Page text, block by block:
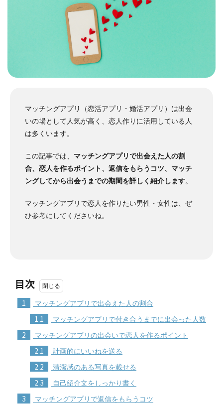
マッチングアプリ（恋活アプリ・婚活アプリ）は出会
いの場として人気が高く、恋人作りに活用している人
は多くいます。
この記事では、 マッチングアプリで出会えた人の割
合、恋人を作るポイント、返信をもらうコツ、マッチ
ングしてから出会うまでの期間を詳しく紹介します。
マッチングアプリで恋人を作りたい男性・女性は、ぜ
ひ参考にしてくださいね。
目次
1 マッチングアプリで出会えた人の割合
1.1 マッチングアプリで付き合うまでに出会った人数
2 マッチングアプリの出会いで恋人を作るポイント
2.1 計画的にいいねを送る
2.2 清潔感のある写真を載せる
2.3 自己紹介文をしっかり書く
3 マッチングアプリで返信をもらうコツ